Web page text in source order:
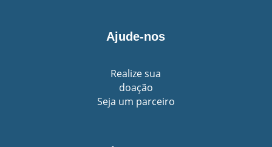
Ajude-nos
Realize sua
doação
Seja um parceiro